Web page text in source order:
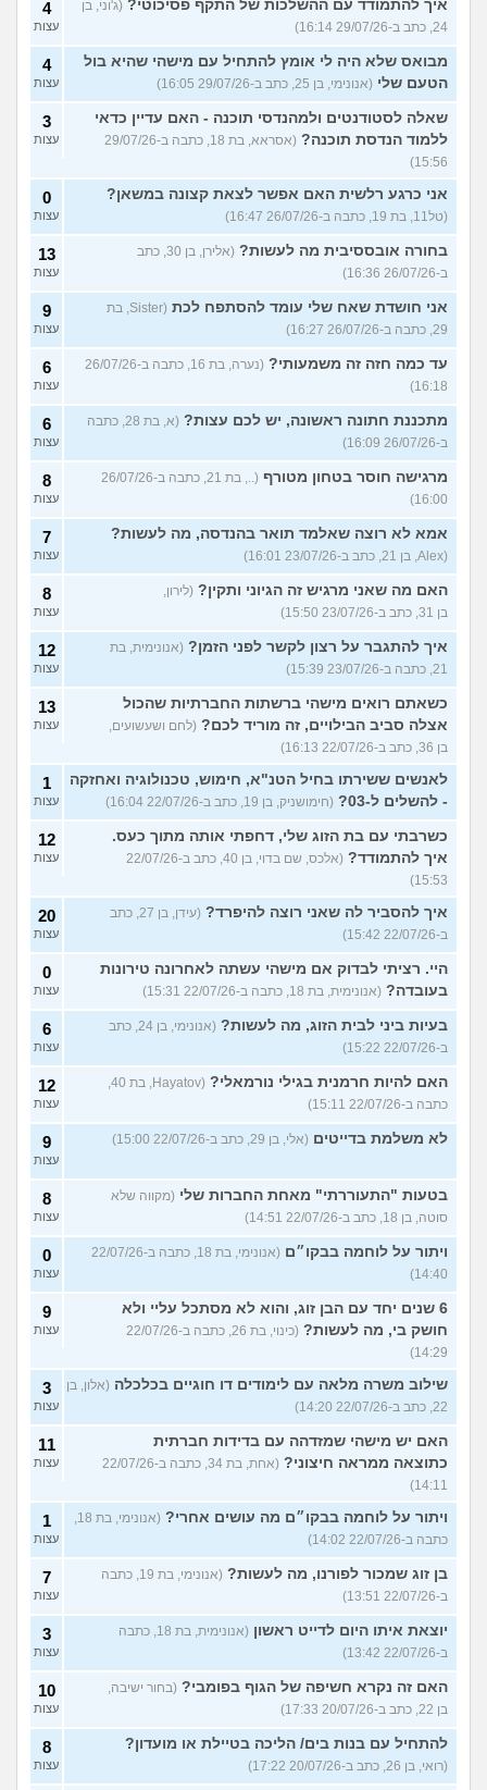
איך להתמודד עם ההשלכות של התקף פסיכוטי? (ג'וני, בן
24, כתב ב-29/07/26 16:14)
4
עצות
מבואס שלא היה לי אומץ להתחיל עם מישהי שהיא בול
הטעם שלי (אנונימי, בן 25, כתב ב-29/07/26 16:05)
4
עצות
שאלה לסטודנטים ולמהנדסי תוכנה - האם עדיין כדאי
ללמוד הנדסת תוכנה?
(אסראא, בת 18, כתבה ב-29/07/26
15:56)
3
עצות
אני כרגע רלשית האם אפשר לצאת קצונה במשאן?
(טל11, בת 19, כתבה ב-26/07/26 16:47)
0
עצות
בחורה אובססיבית מה לעשות?
(אלירן, בן 30, כתב
ב-26/07/26 16:36)
13
עצות
אני חושדת שאח שלי עומד להסתפח לכת
(Sister, בת
29, כתבה ב-26/07/26 16:27)
9
עצות
עד כמה חזה זה משמעותי?
(נערה, בת 16, כתבה ב-26/07/26
16:18)
6
עצות
מתכננת חתונה ראשונה, יש לכם עצות?
(א, בת 28, כתבה
ב-26/07/26 16:09)
6
עצות
מרגישה חוסר בטחון מטורף
(.., בת 21, כתבה ב-26/07/26
16:00)
8
עצות
אמא לא רוצה שאלמד תואר בהנדסה, מה לעשות?
(Alex, בן 21, כתב ב-23/07/26 16:01)
7
עצות
האם מה שאני מרגיש זה הגיוני ותקין? (לירון,
בן 31, כתב ב-23/07/26 15:50)
8
עצות
איך להתגבר על רצון לקשר לפני הזמן? (אנונימית, בת
21, כתבה ב-23/07/26 15:39)
12
עצות
כשאתם רואים מישהי ברשתות החברתיות שהכול
אצלה סביב הבילויים, זה מוריד לכם? (לחם ושעשועים,
בן 36, כתב ב-22/07/26 16:13)
13
עצות
לאנשים ששירתו בחיל הטנ"א, חימוש, טכנולוגיה ואחזקה
- להשלים ל-03?
(חימושניק, בן 19, כתב ב-22/07/26 16:04)
1
עצות
כשרבתי עם בת הזוג שלי, דחפתי אותה מתוך כעס.
איך להתמודד?
(אלכס, שם בדוי, בן 40, כתב ב-22/07/26
15:53)
12
עצות
איך להסביר לה שאני רוצה להיפרד?
(עידן, בן 27, כתב
ב-22/07/26 15:42)
20
עצות
היי. רציתי לבדוק אם מישהי עשתה לאחרונה טירונות
בעובדה? (אנונימית, בת 18, כתבה ב-22/07/26 15:31)
0
עצות
בעיות ביני לבית הזוג, מה לעשות?
(אנונימי, בן 24, כתב
ב-22/07/26 15:22)
6
עצות
האם להיות חרמנית בגילי נורמאלי?
(Hayatov, בת 40,
כתבה ב-22/07/26 15:11)
12
עצות
לא משלמת בדייטים (אלי, בן 29, כתב ב-22/07/26 15:00) 9
עצות
בטעות "התעוררתי" מאחת החברות שלי (מקווה שלא
סוטה, בן 18, כתב ב-22/07/26 14:51)
8
עצות
ויתור על לוחמה בבקו״ם
(אנונימי, בת 18, כתבה ב-22/07/26
14:40)
0
עצות
6 שנים יחד עם הבן זוג, והוא לא מסתכל עליי ולא
חושק בי, מה לעשות?
(כינוי, בת 26, כתבה ב-22/07/26
14:29)
9
עצות
שילוב משרה מלאה עם לימודים דו חוגיים בכלכלה (אלון, בן
22, כתב ב-22/07/26 14:20)
3
עצות
האם יש מישהי שמזדהה עם בדידות חברתית
כתוצאה ממראה חיצוני?
(אחת, בת 34, כתבה ב-22/07/26
14:11)
11
עצות
ויתור על לוחמה בבקו״ם מה עושים אחרי?
(אנונימי, בת 18,
כתבה ב-22/07/26 14:02)
1
עצות
בן זוג שמכור לפורנו, מה לעשות?
(אנונימי, בת 19, כתבה
ב-22/07/26 13:51)
7
עצות
יוצאת איתו היום לדייט ראשון
(אנונימית, בת 18, כתבה
ב-22/07/26 13:42)
3
עצות
האם זה נקרא חשיפה של הגוף בפומבי? (בחור ישיבה,
בן 22, כתב ב-20/07/26 17:33)
10
עצות
להתחיל עם בנות בים/ הליכה בטיילת או מועדון?
(רואי, בן 26, כתב ב-20/07/26 17:22)
8
עצות